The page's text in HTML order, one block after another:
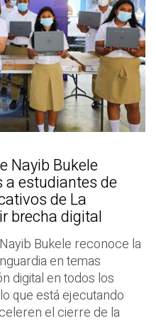
Nayib Bukele
estudiantes de
de La
brecha digital
Bukele reconoce la
en temas
digital en todos los
que está ejecutando
el cierre de la